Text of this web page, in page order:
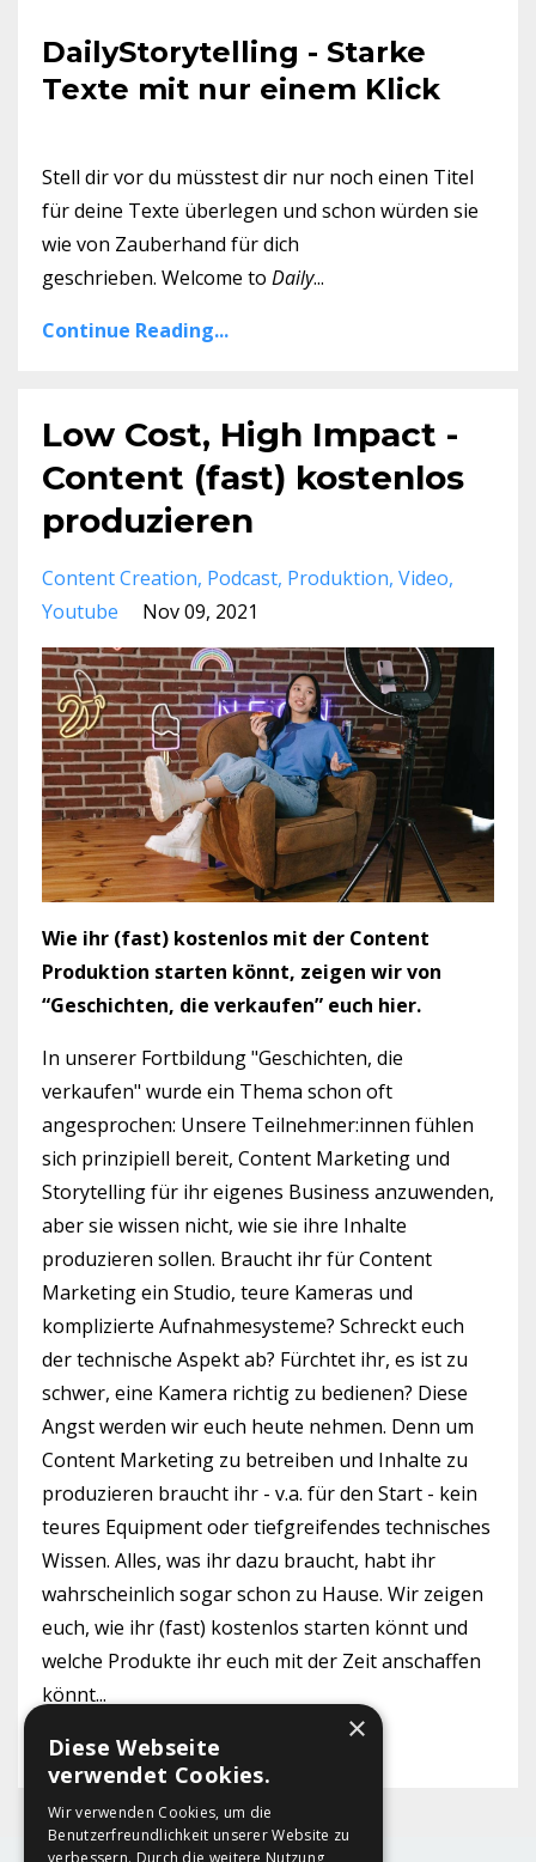
DailyStorytelling - Starke
Texte mit nur einem Klick
Stell dir vor du müsstest dir nur noch einen Titel
für deine Texte überlegen und schon würden sie
wie von Zauberhand für dich
geschrieben. Welcome to Daily...
Continue Reading...
Low Cost, High Impact -
Content (fast) kostenlos
produzieren
Content Creation Podcast Produktion Video
Youtube
Nov 09, 2021
Wie ihr (fast) kostenlos mit der Content
Produktion starten könnt, zeigen wir von
“Geschichten, die verkaufen” euch hier.
In unserer Fortbildung "Geschichten, die
verkaufen" wurde ein Thema schon oft
angesprochen: Unsere Teilnehmer:innen fühlen
sich prinzipiell bereit, Content Marketing und
Storytelling für ihr eigenes Business anzuwenden,
aber sie wissen nicht, wie sie ihre Inhalte
produzieren sollen. Braucht ihr für Content
Marketing ein Studio, teure Kameras und
komplizierte Aufnahmesysteme? Schreckt euch
der technische Aspekt ab? Fürchtet ihr, es ist zu
schwer, eine Kamera richtig zu bedienen? Diese
Angst werden wir euch heute nehmen. Denn um
Content Marketing zu betreiben und Inhalte zu
produzieren braucht ihr - v.a. für den Start - kein
teures Equipment oder tiefgreifendes technisches
Wissen. Alles, was ihr dazu braucht, habt ihr
wahrscheinlich sogar schon zu Hause. Wir zeigen
euch, wie ihr (fast) kostenlos starten könnt und
welche Produkte ihr euch mit der Zeit anschaffen
könnt...
Continue Reading...
×
Diese Webseite
verwendet Cookies.
Wir verwenden Cookies, um die
Benutzerfreundlichkeit unserer Website zu
verbessern. Durch die weitere Nutzung